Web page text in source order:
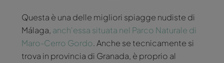
Questa è una delle migliori spiagge nudiste di
Málaga, anch'essa situata nel Parco Naturale di
Maro-Cerro Gordo. Anche se tecnicamente si
trova in provincia di Granada, è proprio al